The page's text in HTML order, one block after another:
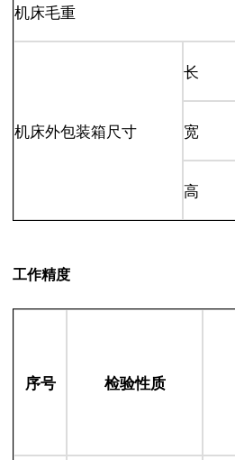
机床毛重
机床外包装箱尺寸
长
宽
高
工作精度
序号 检验性质